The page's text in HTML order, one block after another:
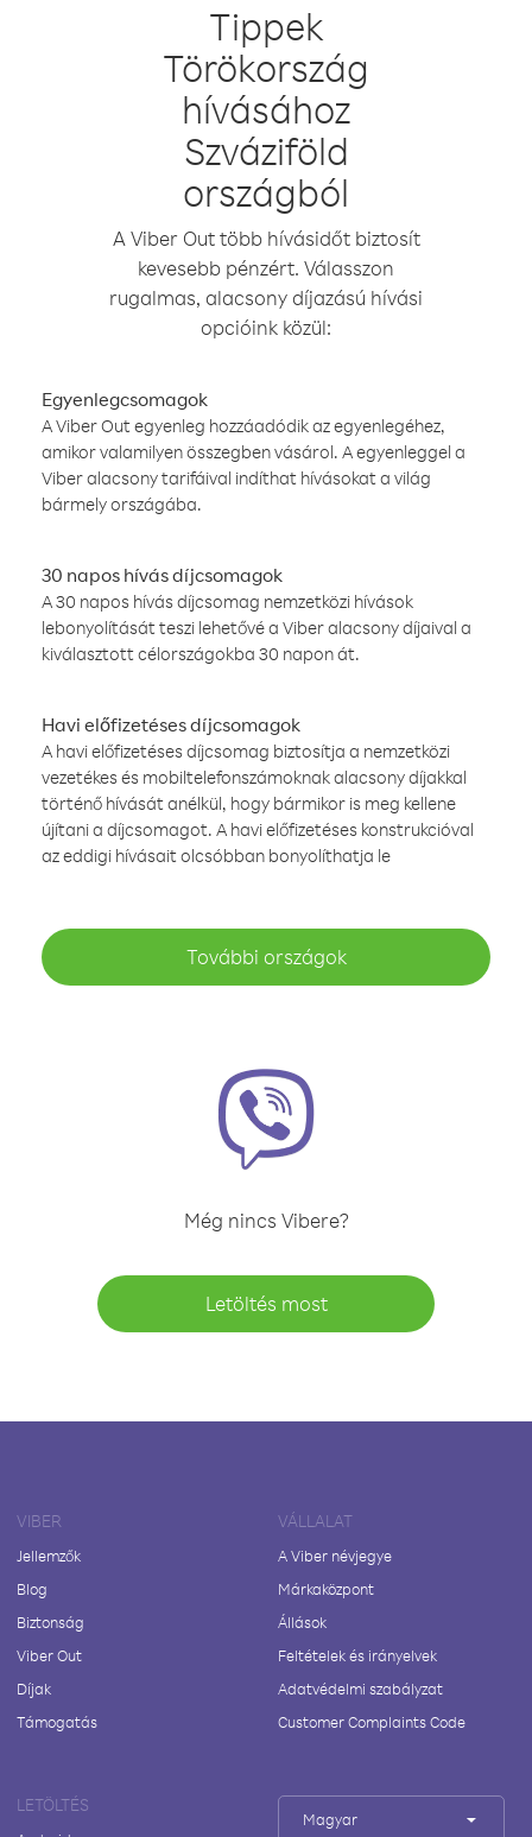
Tippek
Törökország
hívásához
Szváziföld
országból
A Viber Out több hívásidőt biztosít
kevesebb pénzért. Válasszon
rugalmas, alacsony díjazású hívási
opcióink közül:
Egyenlegcsomagok
A Viber Out egyenleg hozzáadódik az egyenlegéhez,
amikor valamilyen összegben vásárol. A egyenleggel a
Viber alacsony tarifáival indíthat hívásokat a világ
bármely országába.
30 napos hívás díjcsomagok
A 30 napos hívás díjcsomag nemzetközi hívások
lebonyolítását teszi lehetővé a Viber alacsony díjaival a
kiválasztott célországokba 30 napon át.
Havi előfizetéses díjcsomagok
A havi előfizetéses díjcsomag biztosítja a nemzetközi
vezetékes és mobiltelefonszámoknak alacsony díjakkal
történő hívását anélkül, hogy bármikor is meg kellene
újítani a díjcsomagot. A havi előfizetéses konstrukcióval
az eddigi hívásait olcsóbban bonyolíthatja le
További országok
Még nincs Vibere?
Letöltés most
VIBER
Jellemzők
Blog
Biztonság
Viber Out
Díjak
Támogatás
VÁLLALAT
A Viber névjegye
Márkaközpont
Állások
Feltételek és irányelvek
Adatvédelmi szabályzat
Customer Complaints Code
LETÖLTÉS
Magyar